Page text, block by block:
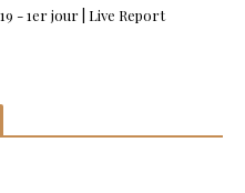
- 1er jour | Live Report